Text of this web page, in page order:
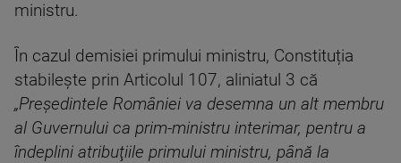
ministru.
În cazul demisiei primului ministru, Constituția
stabilește prin Articolul 107, aliniatul 3 că
„Preşedintele României va desemna un alt membru
al Guvernului ca prim-ministru interimar, pentru a
îndeplini atribuţiile primului ministru, până la